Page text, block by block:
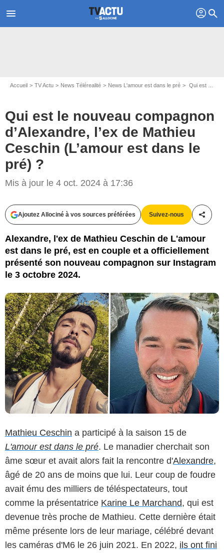
menu profil search
Accueil TV Actu News Télérealité News L'amour est dans le pré Qui est le nouveau compagnon d’Alexandre, l’ex de Mathieu Ceschin (L’amour est dans le pré) ?
Qui est le nouveau compagnon
d’Alexandre, l’ex de Mathieu
Ceschin (L’amour est dans le
pré) ?
Mis à jour le 4 oct. 2024 à 17:36
Ajoutez Allociné à vos sources préférées Suivez-nous
Alexandre, l'ex de Mathieu Ceschin de L'amour
est dans le pré, est en couple et a officiellement
présenté son nouveau compagnon sur Instagram
le 3 octobre 2024.
Mathieu Ceschin a participé à la saison 15 de
L'amour est dans le pré. Le manadier cherchait son
âme sœur et avait alors fait la rencontre d'Alexandre,
âgé de 20 ans de moins que lui. Leur coup de foudre
avait ému des milliers de téléspectateurs, tout
comme la présentatrice Karine Le Marchand, qui est
devenue très proche de Mathieu. Cette dernière était
même présente lors de leur mariage, célébré devant
les caméras d'M6 le 26 juin 2021. En 2022, ils ont fini